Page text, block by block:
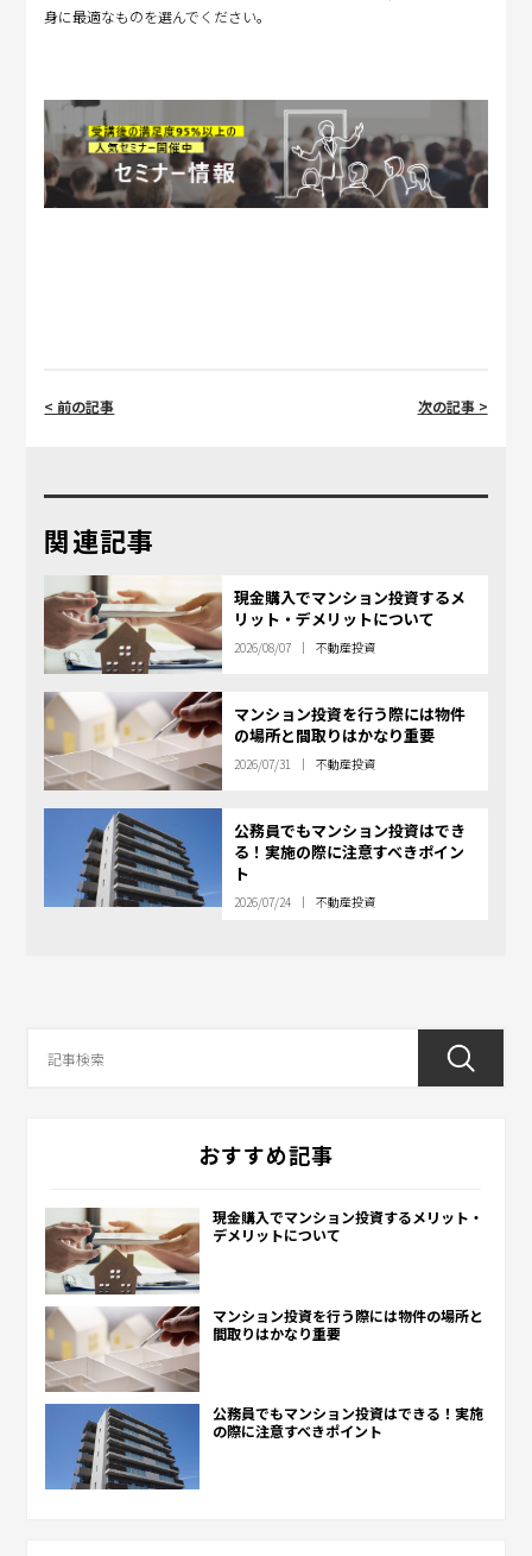
身に最適なものを選んでください。
< 前の記事 次の記事 >
関連記事
現金購入でマンション投資するメ
リット・デメリットについて
2026/08/07 不動産投資
マンション投資を行う際には物件
の場所と間取りはかなり重要
2026/07/31 不動産投資
公務員でもマンション投資はでき
る！実施の際に注意すべきポイン
ト
2026/07/24 不動産投資
おすすめ記事
現金購入でマンション投資するメリット・
デメリットについて
マンション投資を行う際には物件の場所と
間取りはかなり重要
公務員でもマンション投資はできる！実施
の際に注意すべきポイント